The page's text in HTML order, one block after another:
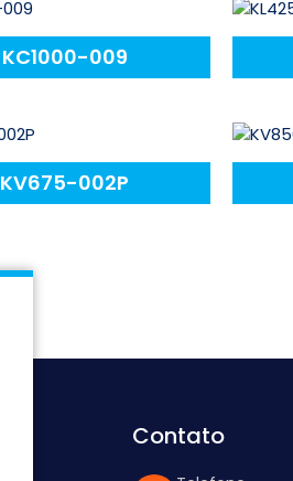
KC1000-009
KV675-002P
Contato